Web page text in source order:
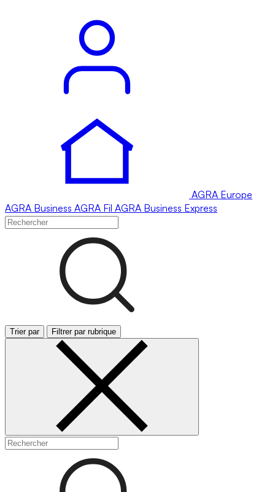
AGRA Europe
AGRA Business AGRA Fil AGRA Business Express
Trier par Filtrer par rubrique